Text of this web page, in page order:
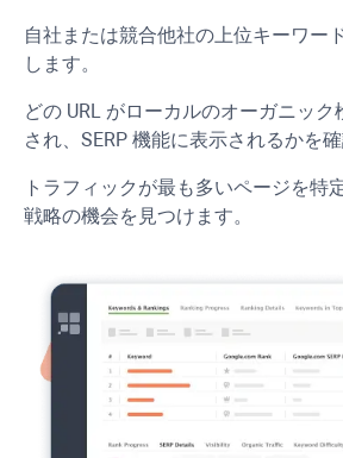
自社または競合他社の上位キーワー
します。
どの URL がローカルのオーガニック
され、SERP 機能に表示されるかを確
トラフィックが最も多いページを特
戦略の機会を見つけます。